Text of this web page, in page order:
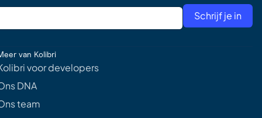
Schrijf je in
van Kolibri
voor developers
DNA
team